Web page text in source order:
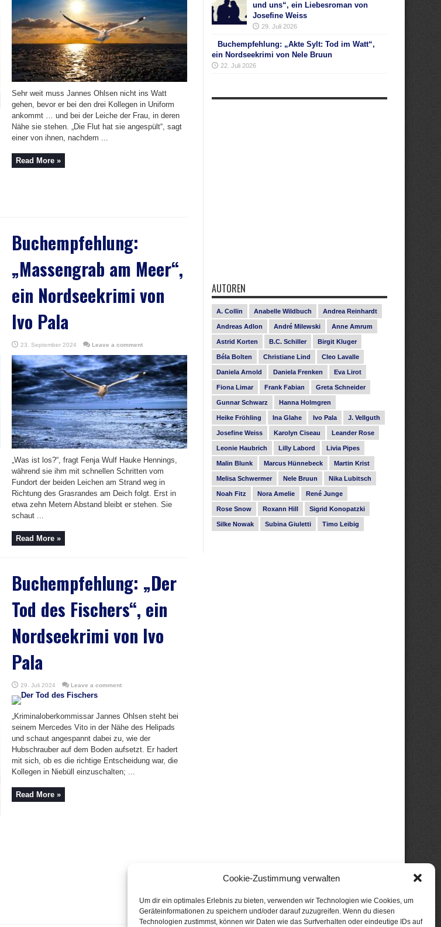
Cookie-Zustimmung verwalten
Um dir ein optimales Erlebnis zu bieten, verwenden wir Technologien wie Cookies, um
Geräteinformationen zu speichern und/oder darauf zuzugreifen. Wenn du diesen
Technologien zustimmst, können wir Daten wie das Surfverhalten oder eindeutige IDs auf
Sehr weit muss Jannes Ohlsen nicht ins Watt
gehen, bevor er bei den drei Kollegen in Uniform
ankommt … und bei der Leiche der Frau, in deren
Nähe sie stehen. „Die Flut hat sie angespült“, sagt
einer von ihnen, nachdem ...
Read More »
Buchempfehlung:
„Massengrab am Meer“,
ein Nordseekrimi von
Ivo Pala
23. September 2024 Leave a comment
„Was ist los?“, fragt Fenja Wulf Hauke Hennings,
während sie ihm mit schnellen Schritten vom
Fundort der beiden Leichen am Strand weg in
Richtung des Grasrandes am Deich folgt. Erst in
etwa zehn Metern Abstand bleibt er stehen. Sie
schaut ...
Read More »
Buchempfehlung: „Der
Tod des Fischers“, ein
Nordseekrimi von Ivo
Pala
29. Juli 2024 Leave a comment
„Kriminaloberkommissar Jannes Ohlsen steht bei
seinem Mercedes Vito in der Nähe des Helipads
und schaut angespannt dabei zu, wie der
Hubschrauber auf dem Boden aufsetzt. Er hadert
mit sich, ob es die richtige Entscheidung war, die
Kollegen in Niebüll einzuschalten; ...
Read More »
und uns“, ein Liebesroman von
Josefine Weiss
29. Juli 2026
Buchempfehlung: „Akte Sylt: Tod im Watt“,
ein Nordseekrimi von Nele Bruun
22. Juli 2026
AUTOREN
A. Collin Anabelle Wildbuch Andrea Reinhardt
Andreas Adlon André Milewski Anne Amrum
Astrid Korten B.C. Schiller Birgit Kluger
Béla Bolten Christiane Lind Cleo Lavalle
Daniela Arnold Daniela Frenken Eva Lirot
Fiona Limar Frank Fabian Greta Schneider
Gunnar Schwarz Hanna Holmgren
Heike Fröhling Ina Glahe Ivo Pala J. Vellguth
Josefine Weiss Karolyn Ciseau Leander Rose
Leonie Haubrich Lilly Labord Livia Pipes
Malin Blunk Marcus Hünnebeck Martin Krist
Melisa Schwermer Nele Bruun Nika Lubitsch
Noah Fitz Nora Amelie René Junge
Rose Snow Roxann Hill Sigrid Konopatzki
Silke Nowak Subina Giuletti Timo Leibig